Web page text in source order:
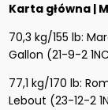
Karta główna |
70,3 kg/155 lb:
Gallon (21-9-2
77,1 kg/170 lb:
Lebout (23-12-2